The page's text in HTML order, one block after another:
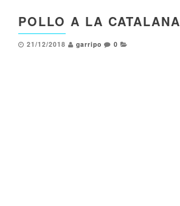
POLLO A LA CATALANA
21/12/2018 garripo 0